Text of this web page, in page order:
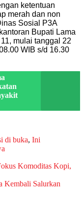
ketentuan
merah dan non
Sosial P3A
Bupati Lama
mulai tanggal 22
WIB s/d 16.30
di buka, Ini
Komoditas Kopi,
Kembali Salurkan